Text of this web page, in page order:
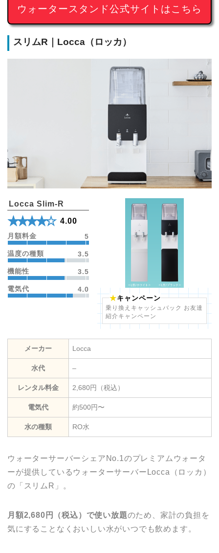
ウォータースタンド公式サイトはこちら
スリムR｜Locca（ロッカ）
Locca Slim-R
★★★★★
☆☆☆☆☆ 4.00
月額料金 5
温度の種類 3.5
機能性 3.5
電気代
4.0
キャンペーン
乗り換えキャッシュバック お友達
紹介キャンペーン
メーカー Locca
水代 –
レンタル料金 2,680円（税込）
電気代 約500円〜
水の種類 RO水
ウォーターサーバーシェアNo.1のプレミアムウォータ
ーが提供しているウォーターサーバーLocca（ロッカ）
の「スリムR」。
月額2,680円（税込）で使い放題のため、家計の負担を
気にすることなくおいしい水がいつでも飲めます。